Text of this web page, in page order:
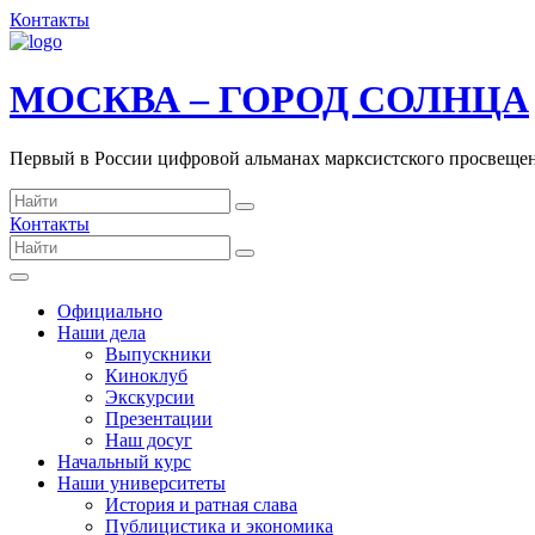
Контакты
МОСКВА – ГОРОД СОЛНЦА
Первый в России цифровой альманах марксистского
Контакты
Официально
Наши дела
Выпускники
Киноклуб
Экскурсии
Презентации
Наш досуг
Начальный курс
Наши университеты
История и ратная слава
Публицистика и экономика